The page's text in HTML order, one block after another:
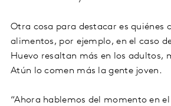
Otra cosa para destacar es quiénes
alimentos, por ejemplo, en el caso
Huevo resaltan más en los adultos,
Atún lo comen más la gente joven.
“Ahora hablemos del momento en